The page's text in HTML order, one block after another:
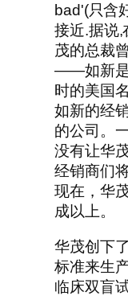
bad'(只含
接近.据说,
茂的总裁
——如新是
时的美国
如新的经
的公司。
没有让华
经销商们
现在，华
成以上。
华茂创下
标准来生
临床双盲